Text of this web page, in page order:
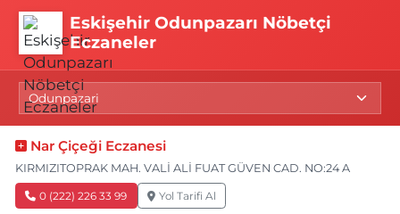
Eskişehir Odunpazarı Nöbetçi
Eczaneler
Nar Çiçeği Eczanesi
KIRMIZITOPRAK MAH. VALİ ALİ FUAT GÜVEN CAD. NO:24 A
0 (222) 226 33 99 Yol Tarifi Al